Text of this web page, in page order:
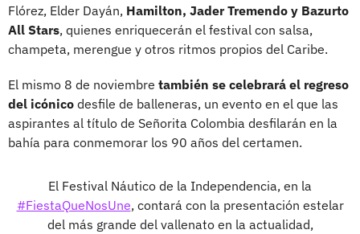
Flórez, Elder Dayán, Hamilton, Jader Tremendo y Bazurto
All Stars, quienes enriquecerán el festival con salsa,
champeta, merengue y otros ritmos propios del Caribe.
El mismo 8 de noviembre también se celebrará el regreso
del icónico desfile de balleneras, un evento en el que las
aspirantes al título de Señorita Colombia desfilarán en la
bahía para conmemorar los 90 años del certamen.
El Festival Náutico de la Independencia, en la
#FiestaQueNosUne, contará con la presentación estelar
del más grande del vallenato en la actualidad,